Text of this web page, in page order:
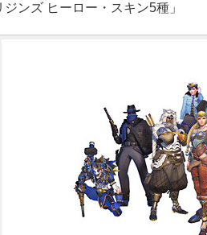
ンズ ヒーロー・スキン5種」